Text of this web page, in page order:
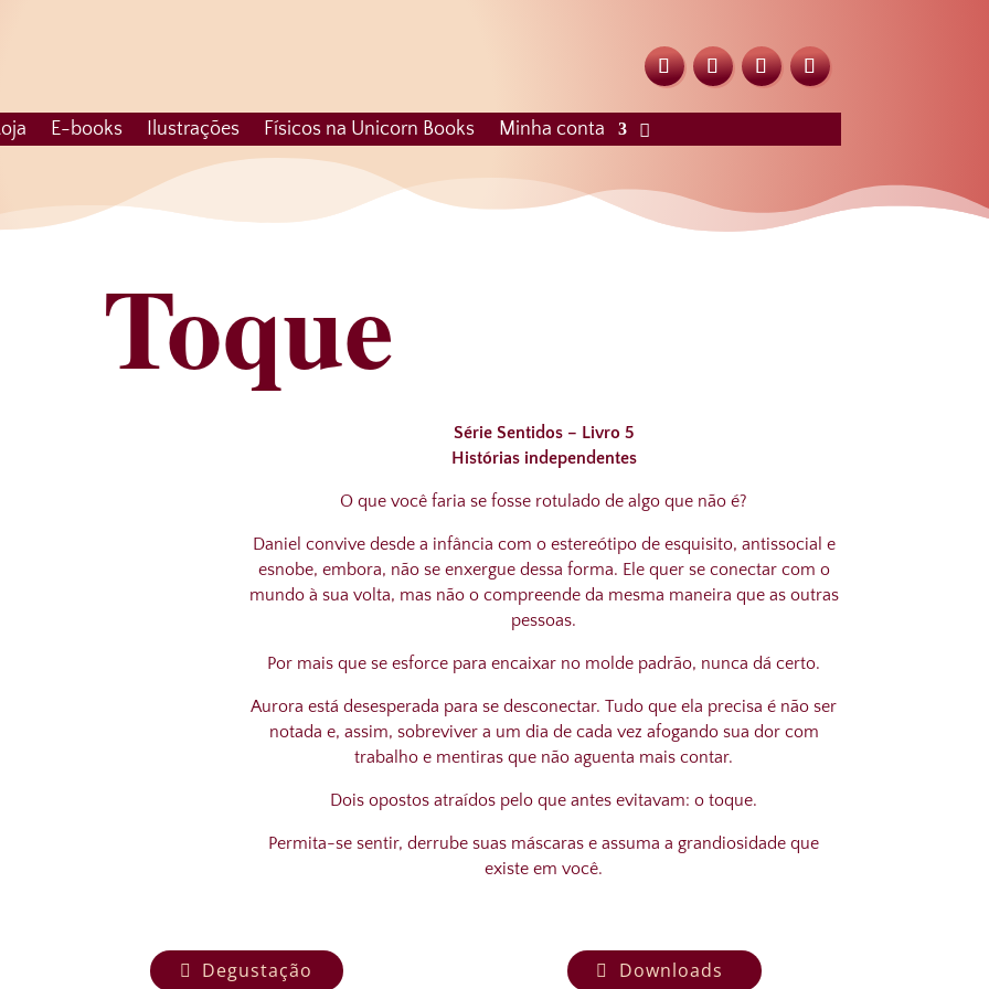
E-books Ilustrações Físicos na Unicorn Books Minha conta
Toque
Série Sentidos – Livro 5
Histórias independentes
O que você faria se fosse rotulado de algo que não é?
Daniel convive desde a infância com o estereótipo de esquisito, antissocial e
esnobe, embora, não se enxergue dessa forma. Ele quer se conectar com o
mundo à sua volta, mas não o compreende da mesma maneira que as outras
pessoas.
Por mais que se esforce para encaixar no molde padrão, nunca dá certo.
Aurora está desesperada para se desconectar. Tudo que ela precisa é não ser
notada e, assim, sobreviver a um dia de cada vez afogando sua dor com
trabalho e mentiras que não aguenta mais contar.
Dois opostos atraídos pelo que antes evitavam: o toque.
Permita-se sentir, derrube suas máscaras e assuma a grandiosidade que
existe em você.
Degustação Downloads